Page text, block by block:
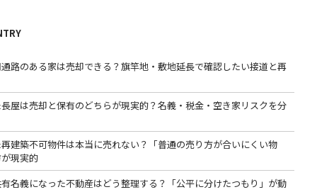
通路のある家は売却できる？旗竿地・敷地延長で確認したい接道と再
屋は売却と保有のどちらが現実的？名義・税金・空き家リスクを分
建築不可物件は本当に売れない？「普通の売り方が合いにくい物
現実的
名義になった不動産はどう整理する？「公平に分けたつもり」が動